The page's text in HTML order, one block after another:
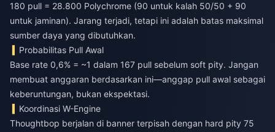
180 pull = 28.800 Polychrome (90 untuk kalah 50/50 + 90
untuk jaminan). Jarang terjadi, tetapi ini adalah batas maksimal
sumber daya yang dibutuhkan.
Probabilitas Pull Awal
Base rate 0,6% = ~1 dalam 167 pull sebelum soft pity. Jangan
membuat anggaran berdasarkan ini—anggap pull awal sebagai
keberuntungan, bukan ekspektasi.
Koordinasi W-Engine
Thoughtbop berjalan di banner terpisah dengan hard pity 75